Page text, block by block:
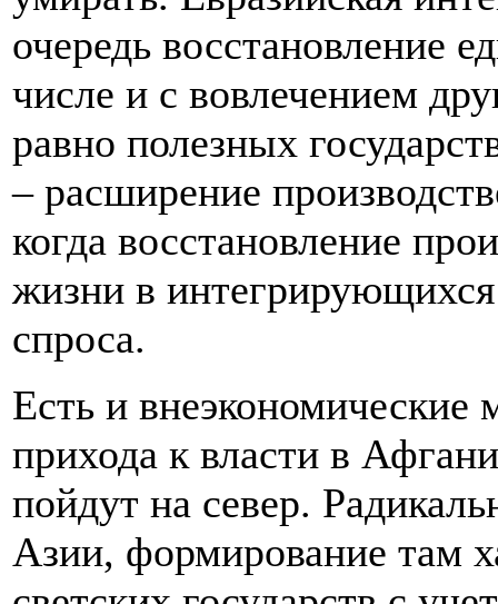
очередь восстановление
числе и с вовлечением
равно полезных
– расширение
когда восстановление
жизни в
спроса.
Есть и
прихода к власти в
пойдут на север.
Азии, формирование там